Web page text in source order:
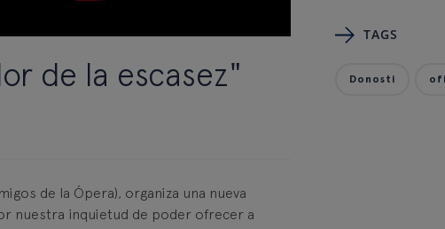
de la escasez"
de la Ópera), organiza una nueva
nuestra inquietud de poder ofrecer a
TAGS
Donosti